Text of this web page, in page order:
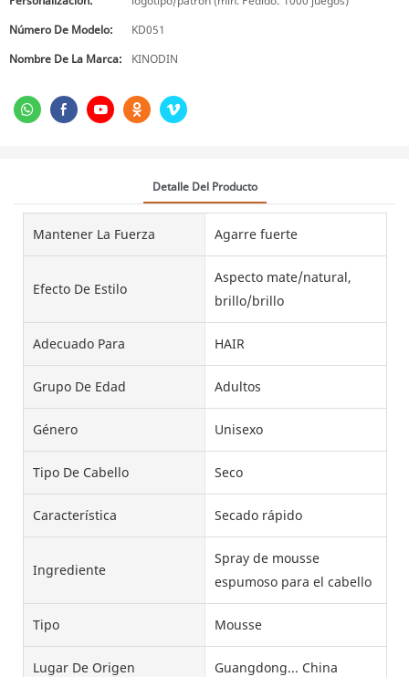
Número De Modelo:
KD051
Nombre De La Marca:
KINODIN
Detalle Del Producto
Mantener La Fuerza Agarre fuerte
Efecto De Estilo
Aspecto mate/natural,
brillo/brillo
Adecuado Para HAIR
Grupo De Edad Adultos
Género Unisexo
Tipo De Cabello Seco
Característica Secado rápido
Ingrediente
Spray de mousse
espumoso para el cabello
Tipo Mousse
Lugar De Origen Guangdong... China